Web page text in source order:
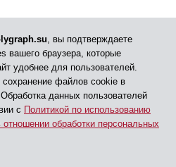
, вы подтверждаете
вашего браузера, которые
удобнее для пользователей.
файлов cookie в
данных пользователей
с Политикой по использованию
отношении обработки персональных